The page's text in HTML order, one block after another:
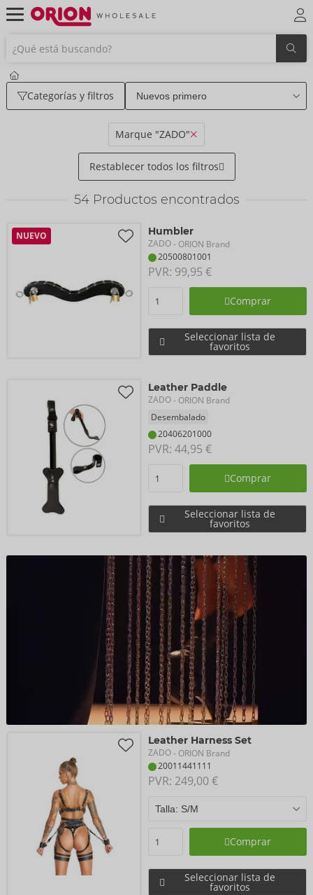
Categorías y filtros
Marque "ZADO"
Restablecer todos los filtros
54Productos encontrados
NUEVO Humbler
ZADO- ORION Brand
20500801001
PVR: 99,95 €
Comprar
Seleccionar lista de
favoritos
Leather Paddle
ZADO- ORION Brand
Desembalado
20406201000
PVR: 44,95 €
Comprar
Seleccionar lista de
favoritos
Leather Harness Set
ZADO- ORION Brand
20011441111
PVR: 249,00 €
Comprar
Seleccionar lista de
favoritos